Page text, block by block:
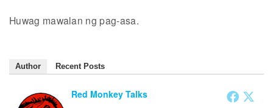
Huwag mawalan ng pag-asa.
Author Recent Posts
Red Monkey Talks